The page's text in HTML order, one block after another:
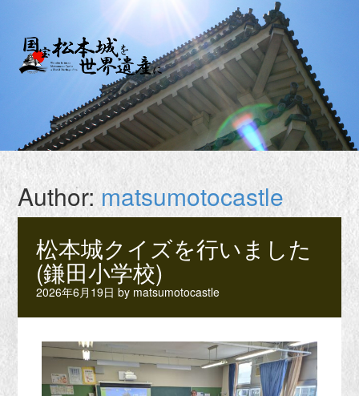
Author:matsumotocastle
松本城クイズを行いました
(鎌田小学校)
2026年6月19日 by matsumotocastle